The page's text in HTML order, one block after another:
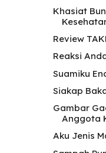
Khasiat
Review
Reaksi
Suamiku
Siakap
Gambar
Anggota
Aku Jenis